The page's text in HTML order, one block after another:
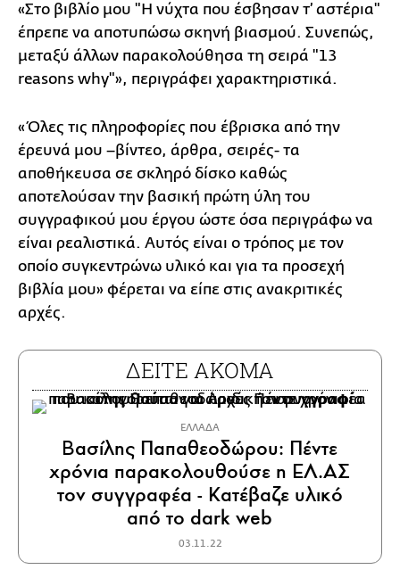
«Στο βιβλίο μου "Η νύχτα που έσβησαν τ’ αστέρια"
έπρεπε να αποτυπώσω σκηνή βιασμού. Συνεπώς,
μεταξύ άλλων παρακολούθησα τη σειρά "13
reasons why"», περιγράφει χαρακτηριστικά.
«Όλες τις πληροφορίες που έβρισκα από την
έρευνά μου –βίντεο, άρθρα, σειρές- τα
αποθήκευσα σε σκληρό δίσκο καθώς
αποτελούσαν την βασική πρώτη ύλη του
συγγραφικού μου έργου ώστε όσα περιγράφω να
είναι ρεαλιστικά. Αυτός είναι ο τρόπος με τον
οποίο συγκεντρώνω υλικό και για τα προσεχή
βιβλία μου» φέρεται να είπε στις ανακριτικές
αρχές.
ΔΕΙΤΕ ΑΚΟΜΑ
ΕΛΛΑΔΑ
Βασίλης Παπαθεοδώρου: Πέντε
χρόνια παρακολουθούσε η ΕΛ.ΑΣ
τον συγγραφέα - Κατέβαζε υλικό
από το dark web
03.11.22